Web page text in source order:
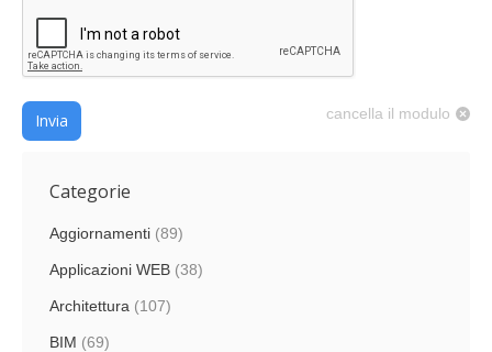
cancella il modulo
Invia
Categorie
Aggiornamenti (89)
Applicazioni WEB (38)
Architettura (107)
BIM (69)